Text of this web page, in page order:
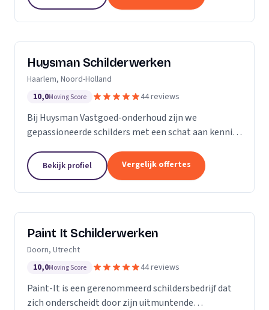
ons...
Huysman Schilderwerken
Haarlem, Noord-Holland
10,0Moving Score 44 reviews
Bij Huysman Vastgoed-onderhoud zijn we
gepassioneerde schilders met een schat aan kennis
diverse projecten en materialen, waardoor we een
breed scala...
Bekijk profiel Vergelijk offertes
Paint It Schilderwerken
Doorn, Utrecht
10,0Moving Score 44 reviews
Paint-It is een gerenommeerd schildersbedrijf dat
zich onderscheidt door zijn uitmuntende